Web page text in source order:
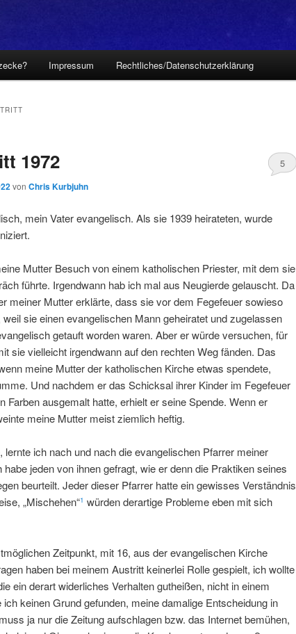
Impressum Rechtliches/Datenschutzerklärung
1972
von Chris Kurbjuhn
5
mein Vater evangelisch. Als sie 1939 heirateten, wurde
Mutter Besuch von einem katholischen Priester, mit dem sie
führte. Irgendwann hab ich mal aus Neugierde gelauscht. Da
meiner Mutter erklärte, dass sie vor dem Fegefeuer sowieso
sie einen evangelischen Mann geheiratet und zugelassen
getauft worden waren. Aber er würde versuchen, für
sie vielleicht irgendwann auf den rechten Weg fänden. Das
meine Mutter der katholischen Kirche etwas spendete,
Und nachdem er das Schicksal ihrer Kinder im Fegefeuer
Farben ausgemalt hatte, erhielt er seine Spende. Wenn er
meine Mutter meist ziemlich heftig.
lernte ich nach und nach die evangelischen Pfarrer meiner
jeden von ihnen gefragt, wie er denn die Praktiken seines
beurteilt. Jeder dieser Pfarrer hatte ein gewisses Verständnis
„Mischehen“1 würden derartige Probleme eben mit sich
Zeitpunkt, mit 16, aus der evangelischen Kirche
haben bei meinem Austritt keinerlei Rolle gespielt, ich wollte
ein derart widerliches Verhalten gutheißen, nicht in einem
keinen Grund gefunden, meine damalige Entscheidung in
ja nur die Zeitung aufschlagen bzw. das Internet bemühen,